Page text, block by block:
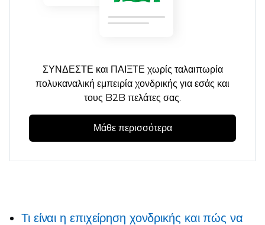
ΣΥΝΔΕΣΤΕ και ΠΑΙΞΤΕ χωρίς ταλαιπωρία
πολυκαναλική εμπειρία χονδρικής για εσάς και
τους B2B πελάτες σας.
Μάθε περισσότερα
Τι είναι η επιχείρηση χονδρικής και πώς να